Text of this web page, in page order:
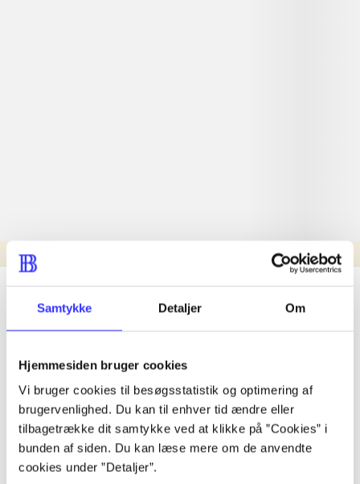
Samtykke Detaljer Om
Hjemmesiden bruger cookies
Vi bruger cookies til besøgsstatistik og optimering af
brugervenlighed. Du kan til enhver tid ændre eller
tilbagetrække dit samtykke ved at klikke på ”Cookies” i
bunden af siden. Du kan læse mere om de anvendte
cookies under ”Detaljer”.
Nyhed
lorem ipsum dolor sit amet ...
lorem ipsum dolor sit amet ...
lorem ipsum dolor sit amet ...
lorem ipsum dolor sit amet ...
lorem ipsum dolor sit amet ...
lorem ipsum dolor sit amet ...